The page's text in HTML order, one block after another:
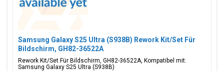
Samsung Galaxy S25 Ultra (S938B) Rework Kit/Set Für
Bildschirm, GH82-36522A
Rework Kit/Set Für Bildschirm, GH82-36522A, Kompatibel mit:
Samsung Galaxy S25 Ultra (S938B)